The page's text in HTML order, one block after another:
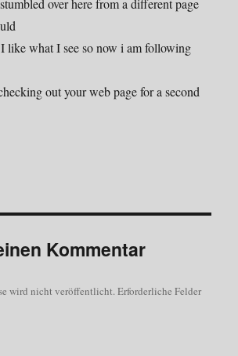
over here from a different page
like what I see so now i am following
out your web page for a second
Kommentar
wird nicht veröffentlicht. Erforderliche Felder